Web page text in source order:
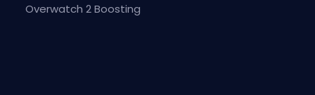
Overwatch 2 Boosting